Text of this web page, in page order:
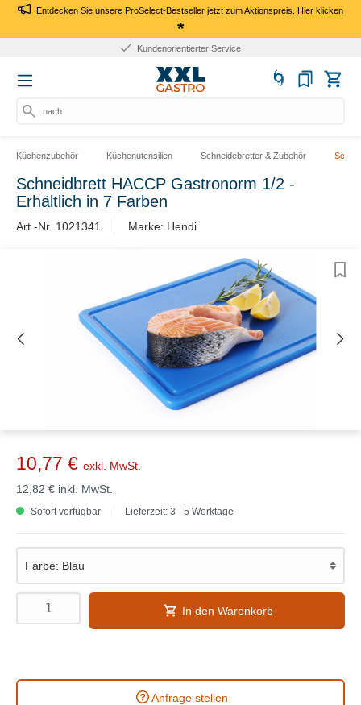
Entdecken Sie unsere ProSelect-Bestseller jetzt zum Aktionspreis.Hier klicken
*
Kundenorientierter Service
nach P
Küchenzubehör Küchenutensilien Schneidebretter & Zubehör
Schneidbrett HACCP Gastronorm 1/2 -
Erhältlich in 7 Farben
Art.-Nr. 1021341 Marke: Hendi
10,77 € exkl. MwSt.
12,82 € inkl. MwSt.
Sofort verfügbar Lieferzeit: 3 - 5 Werktage
In den Warenkorb
Anfrage stellen